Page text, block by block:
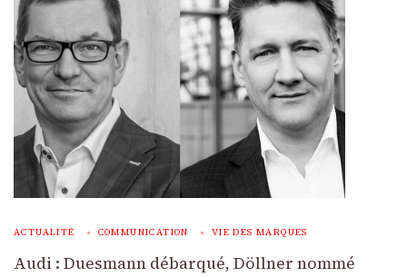
ACTUALITÉ COMMUNICATION VIE DES MARQUES
Audi : Duesmann débarqué, Döllner nommé